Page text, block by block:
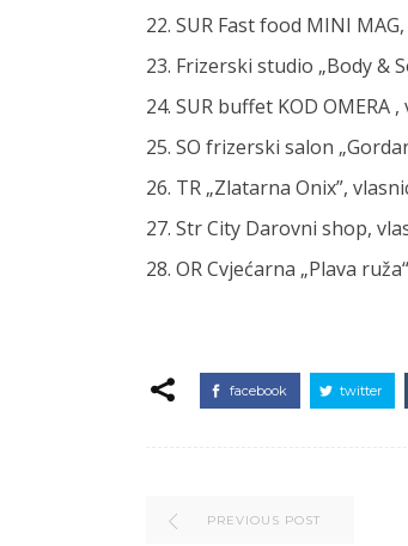
22. SUR Fast food MINI
23. Frizerski studio „Body &
24. SUR buffet KOD OMERA
25. SO frizerski salon
26. TR „Zlatarna Onix”,
27. Str City Darovni shop,
28. OR Cvjećarna „Plava
facebook twitter
PREVIOUS POST